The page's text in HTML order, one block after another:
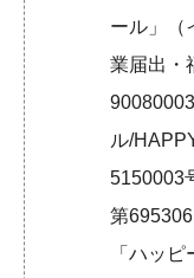
ール」（
業届出・
ル/
5150003
第
「ハッ